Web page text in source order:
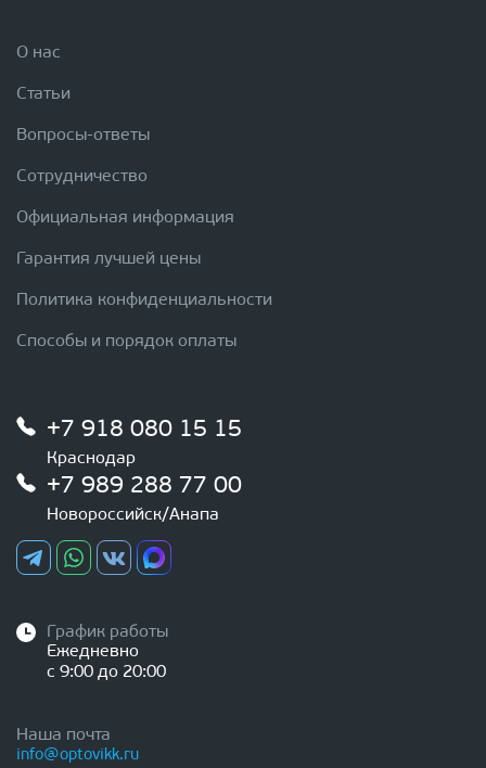
О нас
Статьи
Вопросы-ответы
Сотрудничество
Официальная информация
Гарантия лучшей цены
Политика конфиденциальности
Способы и порядок оплаты
+7 918 080 15 15
Краснодар
+7 989 288 77 00
Новороссийск/Анапа
График работы
Ежедневно
с 9:00 до 20:00
Наша почта
info@optovikk.ru